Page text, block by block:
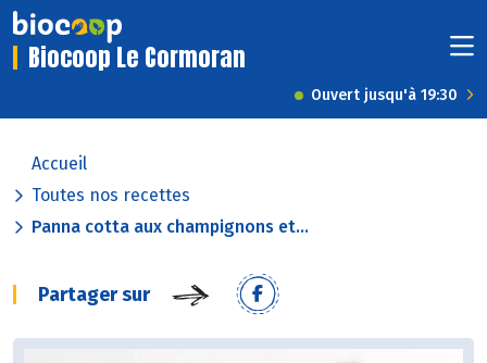
Biocoop Le Cormoran
Ouvert jusqu'à 19:30
Accueil
Toutes nos recettes
Panna cotta aux champignons et...
Partager sur